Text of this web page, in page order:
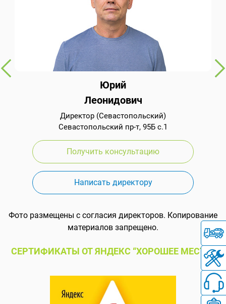
Юрий
Леонидович
Директор (Севастопольский)
Севастопольский пр-т, 95Б с.1
Получить консультацию
Написать директору
Фото размещены с согласия директоров. Копирование
материалов запрещено.
СЕРТИФИКАТЫ ОТ ЯНДЕКС “ХОРОШЕЕ МЕСТО”